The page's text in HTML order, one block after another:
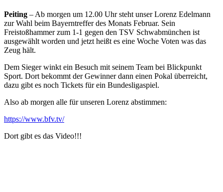
Peiting – Ab morgen um 12.00 Uhr steht unser Lorenz Edelmann
zur Wahl beim Bayerntreffer des Monats Februar. Sein
Freistoßhammer zum 1-1 gegen den TSV Schwabmünchen ist
ausgewählt worden und jetzt heißt es eine Woche Voten was das
Zeug hält.
Dem Sieger winkt ein Besuch mit seinem Team bei Blickpunkt
Sport. Dort bekommt der Gewinner dann einen Pokal überreicht,
dazu gibt es noch Tickets für ein Bundesligaspiel.
Also ab morgen alle für unseren Lorenz abstimmen:
https://www.bfv.tv/
Dort gibt es das Video!!!